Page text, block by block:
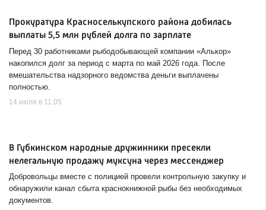
Прокуратура Красноселькупского района добилась
выплаты 5,5 млн рублей долга по зарплате
Перед 30 работниками рыбодобывающей компании «Алькор»
накопился долг за период с марта по май 2026 года. После
вмешательства надзорного ведомства деньги выплачены
полностью.
14 июля в 11:05
В Губкинском народные дружинники пресекли
нелегальную продажу муксуна через мессенджер
Добровольцы вместе с полицией провели контрольную закупку и
обнаружили канал сбыта краснокнижной рыбы без необходимых
документов.